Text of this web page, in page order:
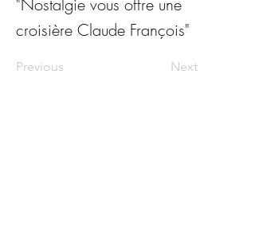
"Nostalgie vous offre une
croisière Claude François"
Previous Next